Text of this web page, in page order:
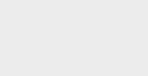
com mais de um